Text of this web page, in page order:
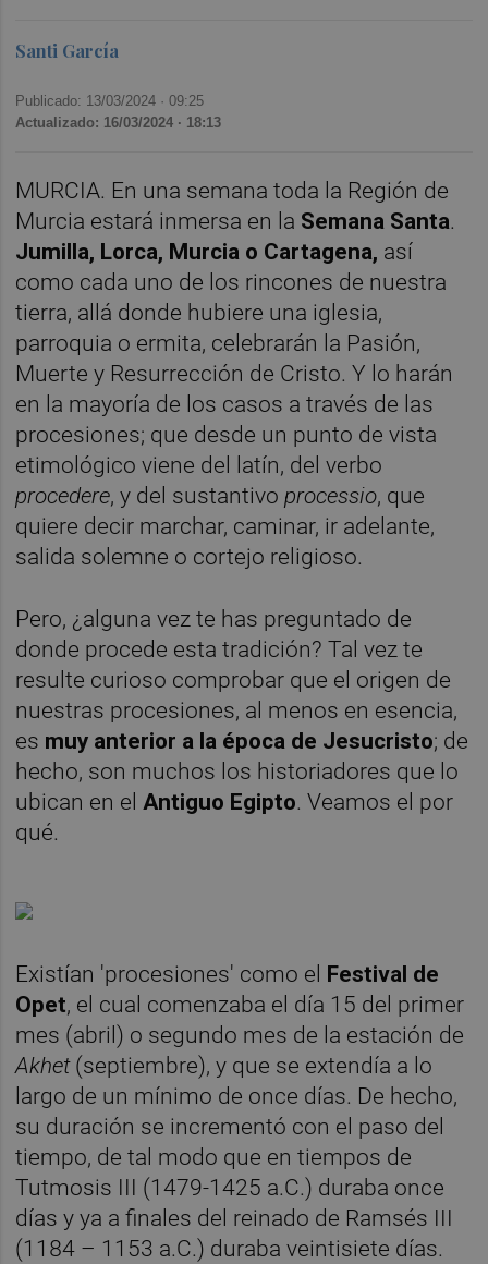
Santi García
Publicado: 13/03/2024 ·09:25
Actualizado: 16/03/2024 · 18:13
MURCIA. En una semana toda la Región de
Murcia estará inmersa en la Semana Santa.
Jumilla, Lorca, Murcia o Cartagena, así
como cada uno de los rincones de nuestra
tierra, allá donde hubiere una iglesia,
parroquia o ermita, celebrarán la Pasión,
Muerte y Resurrección de Cristo. Y lo harán
en la mayoría de los casos a través de las
procesiones; que desde un punto de vista
etimológico viene del latín, del verbo
procedere, y del sustantivoprocessio, que
quiere decir marchar, caminar, ir adelante,
salida solemne o cortejo religioso.
Pero, ¿alguna vez te has preguntado de
donde procede esta tradición? Tal vez te
resulte curioso comprobar que el origen de
nuestras procesiones, al menos en esencia,
es muy anterior a la época de Jesucristo; de
hecho, son muchos los historiadores que lo
ubican en el Antiguo Egipto. Veamos el por
qué.
Existían 'procesiones' como el Festival de
Opet, el cual comenzaba el día 15 del primer
mes (abril) o segundo mes de la estación de
Akhet(septiembre), y que se extendía a lo
largo de un mínimo de once días. De hecho,
su duración se incrementó con el paso del
tiempo, de tal modo que en tiempos de
Tutmosis III (1479-1425 a.C.) duraba once
días y ya a finales del reinado de Ramsés III
(1184 – 1153 a.C.) duraba veintisiete días.